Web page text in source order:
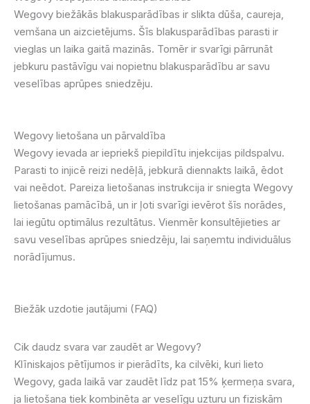
Wegovy biežākās blakusparādības ir slikta dūša, caureja,
vemšana un aizcietējums. Šīs blakusparādības parasti ir
vieglas un laika gaitā mazinās. Tomēr ir svarīgi pārrunāt
jebkuru pastāvīgu vai nopietnu blakusparādību ar savu
veselības aprūpes sniedzēju.
Wegovy lietošana un pārvaldība
Wegovy ievada ar iepriekš piepildītu injekcijas pildspalvu.
Parasti to injicē reizi nedēļā, jebkurā diennakts laikā, ēdot
vai neēdot. Pareiza lietošanas instrukcija ir sniegta Wegovy
lietošanas pamācībā, un ir ļoti svarīgi ievērot šīs norādes,
lai iegūtu optimālus rezultātus. Vienmēr konsultējieties ar
savu veselības aprūpes sniedzēju, lai saņemtu individuālus
norādījumus.
Biežāk uzdotie jautājumi (FAQ)
Cik daudz svara var zaudēt ar Wegovy?
Klīniskajos pētījumos ir pierādīts, ka cilvēki, kuri lieto
Wegovy, gada laikā var zaudēt līdz pat 15% ķermeņa svara,
ja lietošana tiek kombinēta ar veselīgu uzturu un fiziskām